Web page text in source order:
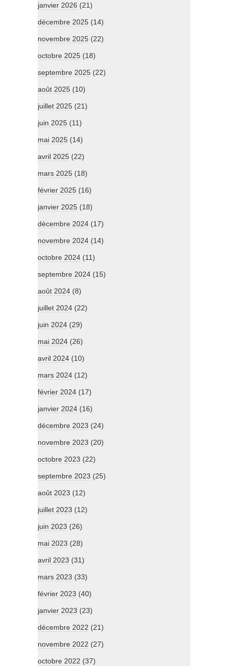
janvier 2026 (21)
décembre 2025 (14)
novembre 2025 (22)
octobre 2025 (18)
septembre 2025 (22)
août 2025 (10)
juillet 2025 (21)
juin 2025 (11)
mai 2025 (14)
avril 2025 (22)
mars 2025 (18)
février 2025 (16)
janvier 2025 (18)
décembre 2024 (17)
novembre 2024 (14)
octobre 2024 (11)
septembre 2024 (15)
août 2024 (8)
juillet 2024 (22)
juin 2024 (29)
mai 2024 (26)
avril 2024 (10)
mars 2024 (12)
février 2024 (17)
janvier 2024 (16)
décembre 2023 (24)
novembre 2023 (20)
octobre 2023 (22)
septembre 2023 (25)
août 2023 (12)
juillet 2023 (12)
juin 2023 (26)
mai 2023 (28)
avril 2023 (31)
mars 2023 (33)
février 2023 (40)
janvier 2023 (23)
décembre 2022 (21)
novembre 2022 (27)
octobre 2022 (37)